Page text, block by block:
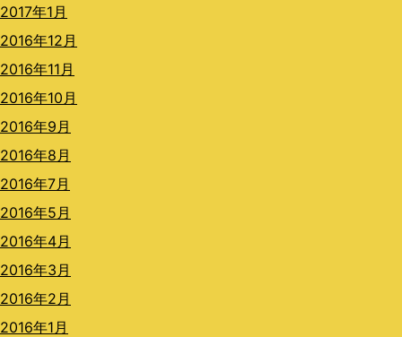
2017年1月
2016年12月
2016年11月
2016年10月
2016年9月
2016年8月
2016年7月
2016年5月
2016年4月
2016年3月
2016年2月
2016年1月